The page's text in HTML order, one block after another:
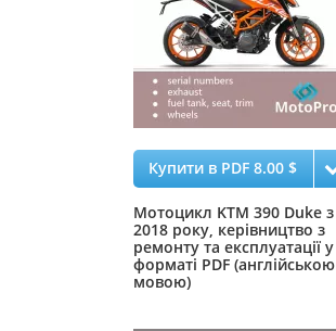
Купити в PDF 8.00 $
Мотоцикл KTM 390 Duke з
2018 року, керівництво з
ремонту та експлуатації у
форматі PDF (англійською
мовою)